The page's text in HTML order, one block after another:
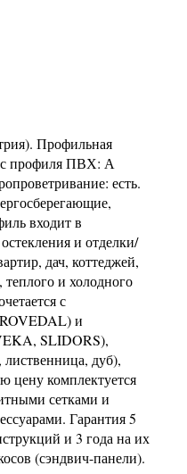
Профильная
профиля ПВХ: А
есть.
входит в
и отделки/
дач, коттеджей,
и холодного
с
и
SLIDORS),
дуб),
цену комплектуется
сетками и
Гарантия 5
и 3 года на их
(сэндвич-панели).